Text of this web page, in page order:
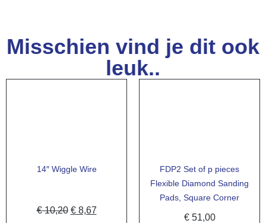
Misschien vind je dit ook
leuk..
14″ Wiggle Wire
€10,20 €8,67
FDP2 Set of p pieces
Flexible Diamond Sanding
Pads, Square Corner
€51,00